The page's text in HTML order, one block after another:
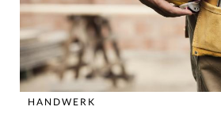
HANDWERK